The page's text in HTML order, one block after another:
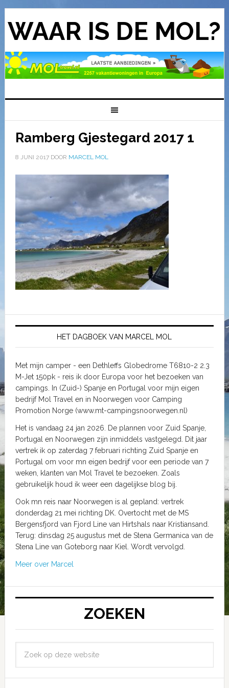
WAAR IS DE MOL?
Ramberg Gjestegard 2017 1
8 JUNI 2017DOOR MARCEL MOL
HET DAGBOEK VAN MARCEL MOL
Met mijn camper - een Dethleffs Globedrome T6810-2 2.3
M-Jet 150pk - reis ik door Europa voor het bezoeken van
campings. In (Zuid-) Spanje en Portugal voor mijn eigen
bedrijf Mol Travel en in Noorwegen voor Camping
Promotion Norge (www.mt-campingsnoorwegen.nl)
Het is vandaag 24 jan 2026. De plannen voor Zuid Spanje,
Portugal en Noorwegen zijn inmiddels vastgelegd. Dit jaar
vertrek ik op zaterdag 7 februari richting Zuid Spanje en
Portugal om voor mn eigen bedrijf voor een periode van 7
weken, klanten van Mol Travel te bezoeken. Zoals
gebruikelijk houd ik weer een dagelijkse blog bij.
Ook mn reis naar Noorwegen is al gepland: vertrek
donderdag 21 mei richting DK. Overtocht met de MS
Bergensfjord van Fjord Line van Hirtshals naar Kristiansand.
Terug: dinsdag 25 augustus met de Stena Germanica van de
Stena Line van Goteborg naar Kiel. Wordt vervolgd.
Meer over Marcel
ZOEKEN